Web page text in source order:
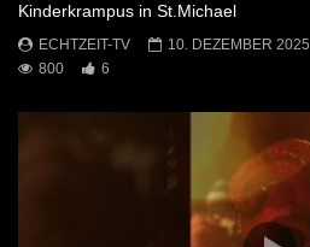
Kinderkrampus in St.Michael
ECHTZEIT-TV
10. DEZEMBER 2025
800
6